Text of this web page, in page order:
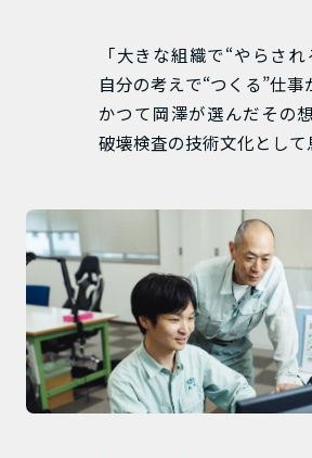
「大きな組織で“やらされ
自分の考えで“つくる”仕事
かつて岡澤が選んだその
破壊検査の技術文化として